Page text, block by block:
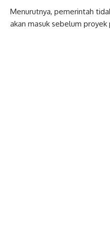
Menurutnya, pemerintah
akan masuk sebelum proyek